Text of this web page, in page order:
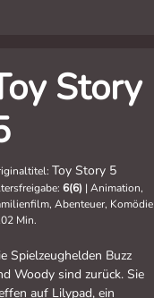
Story
Toy Story 5
6(6) | Animation,
Abenteuer, Komödie
Min.
Spielzeughelden Buzz
Woody sind zurück. Sie
auf Lilypad, ein